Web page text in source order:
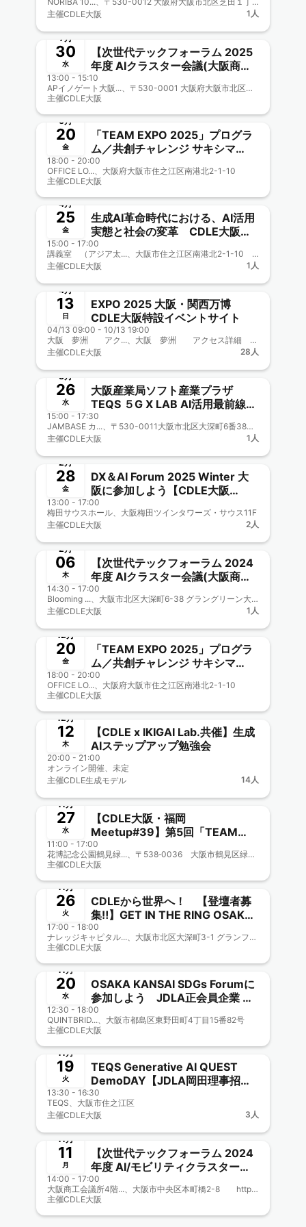
力 新メンターにJDLA理事 南
野克則氏招聘！
主催CDLE大阪 1人
終了
7月
30
水
【次世代テックフォーラム 2025
年度 AIクラスター会議(大阪商工
会議所主催)兼CDLE大阪
Meetup#47】
13:00 - 15:10
APイノゲート大阪...、〒530-0001 大阪府大阪市北区梅田3-2−123 イノゲート大阪 11F
主催CDLE大阪
終了
6月
20
金
「TEAM EXPO 2025」プログラ
ム／共創チャレンジ サキシマ
meets！に参加しよう【CDLE大
阪Meetup#46】
18:00 - 20:00
OFFICE LO...、大阪府大阪市住之江区南港北2-1-10
主催CDLE大阪
終了
4月
25
金
生成AI革命時代における、AI活用
実態と社会の変革 CDLE大阪
Meetup＃45
15:00 - 17:00
講義室 （アジア太...、大阪市住之江区南港北2-1-10 アジア太平洋トレードセンター（ATC）内 ITM棟6階 （ニュートラム南港ポートタウン線 トレードセンター前駅下車） https://teqs.jp/about_us/access.php/
主催CDLE大阪 1人
終了
4月
13
日
EXPO 2025 大阪・関西万博
CDLE大阪特設イベントサイト
04/13 09:00 - 10/13 19:00
大阪 夢洲 アク...、大阪 夢洲 アクセス詳細 https://www.transport.expo2025.or.jp/route/metro/?_gl=1*zko8e6*_gcl_au*MTg0MDg5NzAwMi4xNzQwODAyMjgy
主催CDLE大阪 28人
終了
3月
26
水
大阪産業局ソフト産業プラザ
TEQS ５G X LAB AI活用最前線
CDLE大阪・福岡
Meetup#44（検討・調整中）
15:00 - 17:30
JAMBASE カ...、〒530-0011大阪市北区大深町6番38号 グラングリーン大阪内）
主催CDLE大阪 1人
終了
2月
28
金
DX＆AI Forum 2025 Winter 大
阪に参加しよう【CDLE大阪
Meetup#43】
13:00 - 17:00
梅田サウスホール、大阪梅田ツインタワーズ・サウス11F
主催CDLE大阪 2人
終了
2月
06
木
【次世代テックフォーラム 2024
年度 AIクラスター会議(大阪商工
会議所主催)兼CDLE大阪
Meetup#42】JDLA南野さんも講
演あり
14:30 - 17:00
Blooming ...、大阪市北区大深町6-38 グラングリーン大阪北館 JAM BASE 3F https://umekita.com/jambase/access/
主催CDLE大阪 1人
終了
12月
20
金
「TEAM EXPO 2025」プログラ
ム／共創チャレンジ サキシマ
meets！に参加しよう【CDLE大
阪Meetup#41】
18:00 - 20:00
OFFICE LO...、大阪府大阪市住之江区南港北2-1-10
主催CDLE大阪
終了
12月
12
木
【CDLE x IKIGAI Lab.共催】生成
AIステップアップ勉強会
20:00 - 21:00
オンライン開催、未定
主催CDLE生成モデル 14人
終了
11月
27
水
【CDLE大阪・福岡
Meetup#39】第5回「TEAM
EXPO 2025 MEETING」ブース
出展！
11:00 - 17:00
花博記念公園鶴見緑...、〒538‐0036 大阪市鶴見区緑地公園（花博記念公園鶴見緑地内）
主催CDLE大阪
終了
11月
26
火
CDLEから世界へ！ 【登壇者募
集‼️】GET IN THE RING OSAKA
2024 -AI Revolution- [大阪イノ
ベーションハブOIH]
17:00 - 18:00
ナレッジキャピタル...、大阪市北区大深町3-1 グランフロント大阪 北館 B2F
主催CDLE大阪
終了
11月
20
水
OSAKA KANSAI SDGs Forumに
参加しよう JDLA正会員企業 ペ
ガラジャパン市原さん登壇応援
CDLE大阪Meetup＃38
12:30 - 18:00
QUINTBRID...、大阪市都島区東野田町4丁目15番82号
主催CDLE大阪
終了
11月
19
火
TEQS Generative AI QUEST
DemoDAY【JDLA岡田理事招
聘】新規ビジネス創出！CDLE大
阪・福岡、大阪市公式認定事業に
協力参画 CDLE大阪
Meetup#37
13:30 - 16:30
TEQS、大阪市住之江区
主催CDLE大阪 3人
終了
11月
11
月
【次世代テックフォーラム 2024
年度 AI/モビリティクラスター会
議(大阪商工会議所主催) 兼
CDLE大阪Meetup#36】
14:00 - 17:00
大阪商工会議所4階...、大阪市中央区本町橋2-8 https://www.osaka.cci.or.jp/access/access_cci.html
主催CDLE大阪